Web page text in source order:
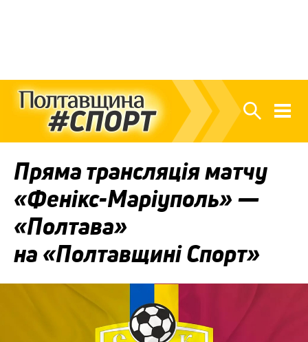
Пряма трансляція матчу
«Фенікс-Маріуполь» —
«Полтава»
на «Полтавщині Спорт»